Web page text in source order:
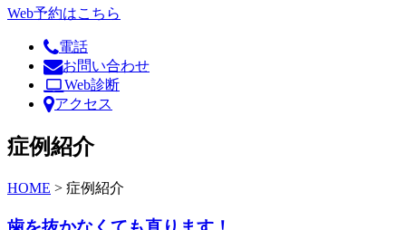
Web予約はこちら
電話
お問い合わせ
Web診断
アクセス
症例紹介
HOME > 症例紹介